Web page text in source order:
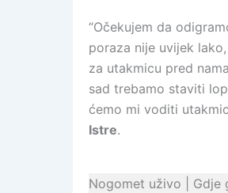
“Očekujem da
poraza nije uvijek
za utakmicu pred
sad trebamo staviti
ćemo mi voditi
Istre.
Nogomet uživo | Gdje